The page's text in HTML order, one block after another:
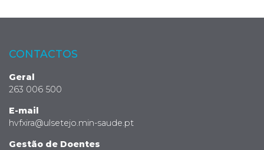
CONTACTOS
Geral
263 006 500
E-mail
hvfxira@ulsetejo.min-saude.pt
Gestão de Doentes